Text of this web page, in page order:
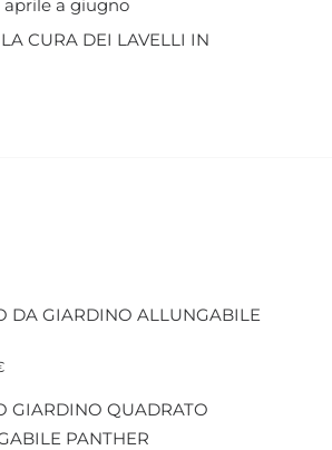
a giugno
CURA DEI LAVELLI IN
DA GIARDINO ALLUNGABILE
GIARDINO QUADRATO
PANTHER